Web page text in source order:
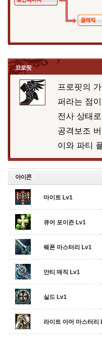
프로핏
프로핏의
퍼라는 점
전사 상태
공격보조
이와 파티
아이콘
마이트 Lv1
큐어 포이즌 Lv1
웨폰 마스터리 Lv1
안티 매직 Lv1
실드 Lv1
라이트 아머 마스터리